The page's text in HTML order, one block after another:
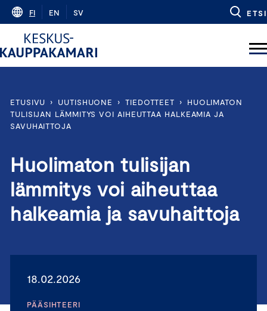
Skip
content
FI EN SV ETSI
ETUSIVU › UUTISHUONE › TIEDOTTEET ›
HUOLIMATON
TULISIJAN LÄMMITYS VOI AIHEUTTAA HALKEAMIA JA
SAVUHAITTOJA
Huolimaton tulisijan
lämmitys voi aiheuttaa
halkeamia ja savuhaittoja
18.02.2026
PÄÄSIHTEERI